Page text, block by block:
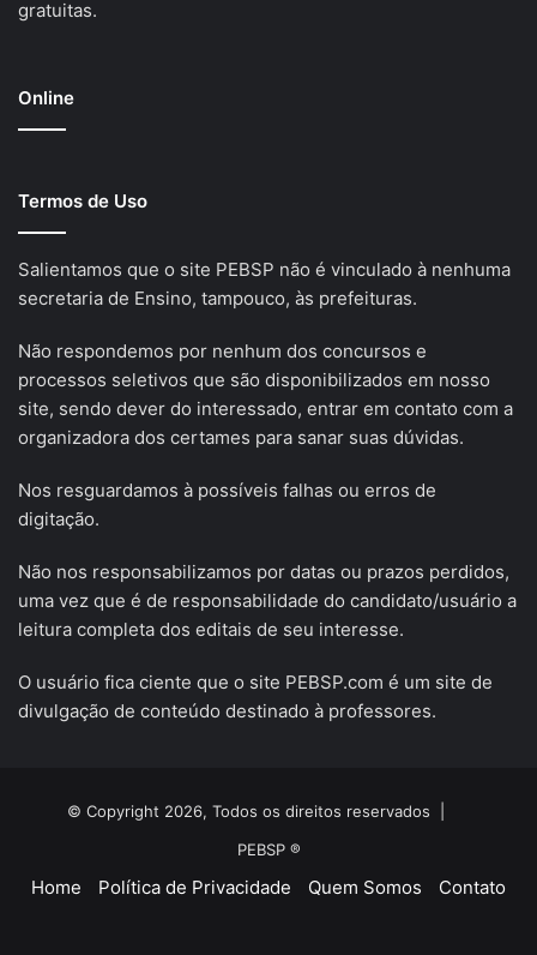
gratuitas.
Online
Termos de Uso
Salientamos que o site PEBSP não é vinculado à nenhuma
secretaria de Ensino, tampouco, às prefeituras.
Não respondemos por nenhum dos concursos e
processos seletivos que são disponibilizados em nosso
site, sendo dever do interessado, entrar em contato com a
organizadora dos certames para sanar suas dúvidas.
Nos resguardamos à possíveis falhas ou erros de
digitação.
Não nos responsabilizamos por datas ou prazos perdidos,
uma vez que é de responsabilidade do candidato/usuário a
leitura completa dos editais de seu interesse.
O usuário fica ciente que o site PEBSP.com é um site de
divulgação de conteúdo destinado à professores.
© Copyright 2026, Todos os direitos reservados |
PEBSP ®
Home Política de Privacidade Quem Somos Contato